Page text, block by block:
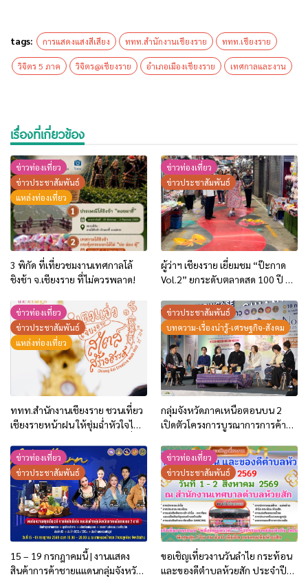
tags: การแสดงแสงสีเสียง ททท.สำนักงานเชียงราย ททท.เชียงราย
วิจิตร 5 ภาค วิจิตร@เชียงราย อำเภอเมืองเชียงราย เทศกาลและงาน
เรื่องที่เกี่ยวข้อง
ข่าวท่องเที่ยว
ข่าวประชาสัมพันธ์
แหล่งท่องเที่ยว
3 พิกัด ที่เที่ยวชมงานเทศกาลโล้
ชิงช้า จ.เชียงราย ที่ไม่ควรพลาด!
ข่าวท่องเที่ยว
ข่าวประชาสัมพันธ์
ผู้ว่าฯ เชียงราย เยี่ยมชม “ป๊ะกาด
Vol.2” ยกระดับตลาดสด 100 ปี สู่
เศรษฐกิจสร้างสรรค์และการท่อง
เที่ยวของเมือง
ข่าวท่องเที่ยว
ข่าวประชาสัมพันธ์
แหล่งท่องเที่ยว
ททท.สำนักงานเชียงราย ชวนเที่ยว
เชียงรายหน้าฝน ให้ชุ่มฉ่ำหัวใจไป
ให้สนุก เก็บแสตมป์ครบ แล้วรับ
ของที่ระลึกสุดพิเศษ! ทันที
ข่าวประชาสัมพันธ์
บทความ-เรื่องน่ารู้-เศรษฐกิจ-สังคม
กลุ่มจังหวัดภาคเหนือตอนบน 2
เปิดตัวโครงการบูรณาการการค้า
กระตุ้นการใช้จ่ายของประชาชน
และนักท่องเที่ยว
ข่าวท่องเที่ยว
ข่าวประชาสัมพันธ์
15 – 19 กรกฎาคมนี้ | งานแสดง
สินค้าการค้าชายแแดนกลุ่มจังหวัด
ข่าวท่องเที่ยว
ข่าวประชาสัมพันธ์
ขอเชิญเที่ยวงานวันลำไย กระท้อน
และของดีตำบลห้วยสัก ประจำปี